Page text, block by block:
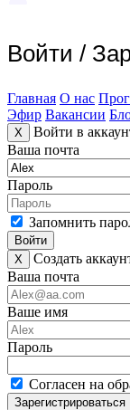
Войти /
Главная О нас
Эфир Вакансии
X
Войти в
Ваша почта
Пароль
Запомнить
Войти
X
Создать
Ваша почта
Ваше имя
Пароль
Согласен на
Зарегистрироваться